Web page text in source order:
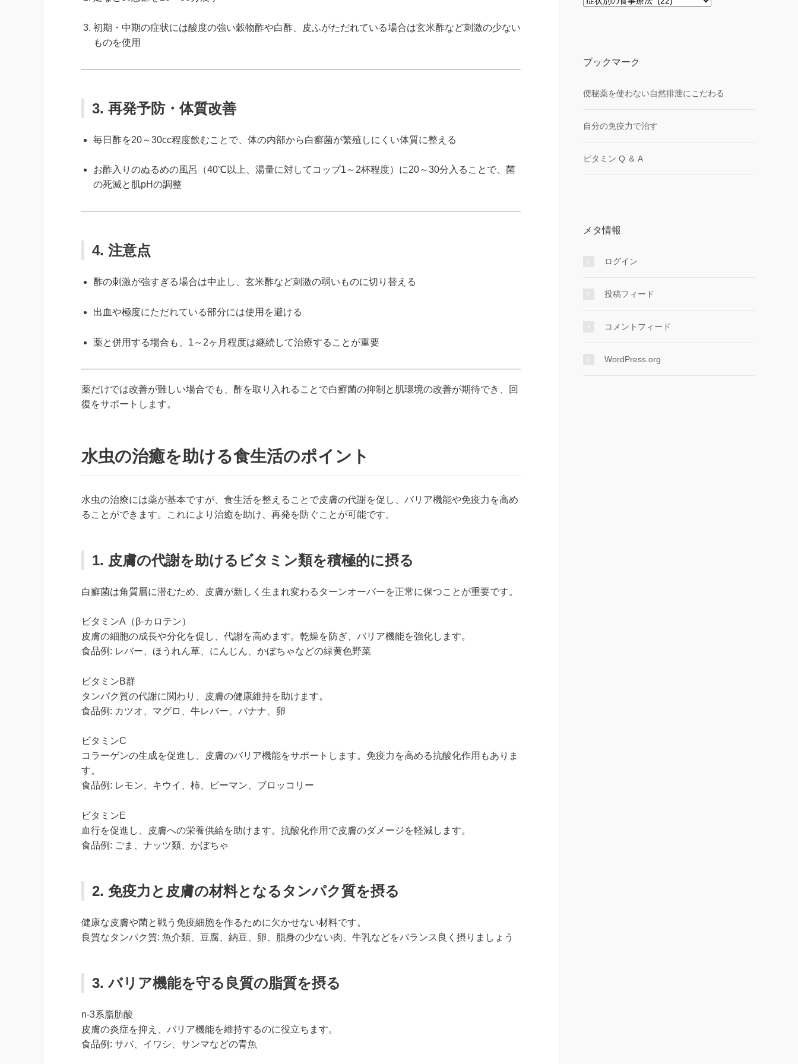
初期・中期の症状には酸度の強い穀物酢や白酢、皮ふがただれている場合は玄米酢など刺激の少ない
ものを使用
3. 再発予防・体質改善
毎日酢を20～30cc程度飲むことで、体の内部から白癬菌が繁殖しにくい体質に整える
お酢入りのぬるめの風呂（40℃以上、湯量に対してコップ1～2杯程度）に20～30分入ることで、菌
の死滅と肌pHの調整
4. 注意点
酢の刺激が強すぎる場合は中止し、玄米酢など刺激の弱いものに切り替える
出血や極度にただれている部分には使用を避ける
薬と併用する場合も、1～2ヶ月程度は継続して治療することが重要
薬だけでは改善が難しい場合でも、酢を取り入れることで白癬菌の抑制と肌環境の改善が期待でき、回
復をサポートします。
水虫の治癒を助ける食生活のポイント
水虫の治療には薬が基本ですが、食生活を整えることで皮膚の代謝を促し、バリア機能や免疫力を高め
ることができます。これにより治癒を助け、再発を防ぐことが可能です。
1. 皮膚の代謝を助けるビタミン類を積極的に摂る
白癬菌は角質層に潜むため、皮膚が新しく生まれ変わるターンオーバーを正常に保つことが重要です。
ビタミンA（β-カロテン）
皮膚の細胞の成長や分化を促し、代謝を高めます。乾燥を防ぎ、バリア機能を強化します。
食品例: レバー、ほうれん草、にんじん、かぼちゃなどの緑黄色野菜
ビタミンB群
タンパク質の代謝に関わり、皮膚の健康維持を助けます。
食品例: カツオ、マグロ、牛レバー、バナナ、卵
ビタミンC
コラーゲンの生成を促進し、皮膚のバリア機能をサポートします。免疫力を高める抗酸化作用もありま
す。
食品例: レモン、キウイ、柿、ピーマン、ブロッコリー
ビタミンE
血行を促進し、皮膚への栄養供給を助けます。抗酸化作用で皮膚のダメージを軽減します。
食品例: ごま、ナッツ類、かぼちゃ
2. 免疫力と皮膚の材料となるタンパク質を摂る
健康な皮膚や菌と戦う免疫細胞を作るために欠かせない材料です。
良質なタンパク質: 魚介類、豆腐、納豆、卵、脂身の少ない肉、牛乳などをバランス良く摂りましょう
3. バリア機能を守る良質の脂質を摂る
n-3系脂肪酸
皮膚の炎症を抑え、バリア機能を維持するのに役立ちます。
食品例: サバ、イワシ、サンマなどの青魚
ブックマーク
便秘薬を使わない自然排泄にこだわる
自分の免疫力で治す
ビタミン Q ＆ A
メタ情報
ログイン
投稿フィード
コメントフィード
WordPress.org